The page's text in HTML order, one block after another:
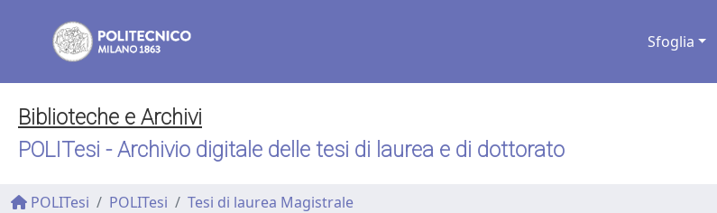
Sfoglia
Biblioteche e Archivi
POLITesi - Archivio digitale delle tesi di laurea e di dottorato
POLITesi POLITesi Tesi di laurea Magistrale